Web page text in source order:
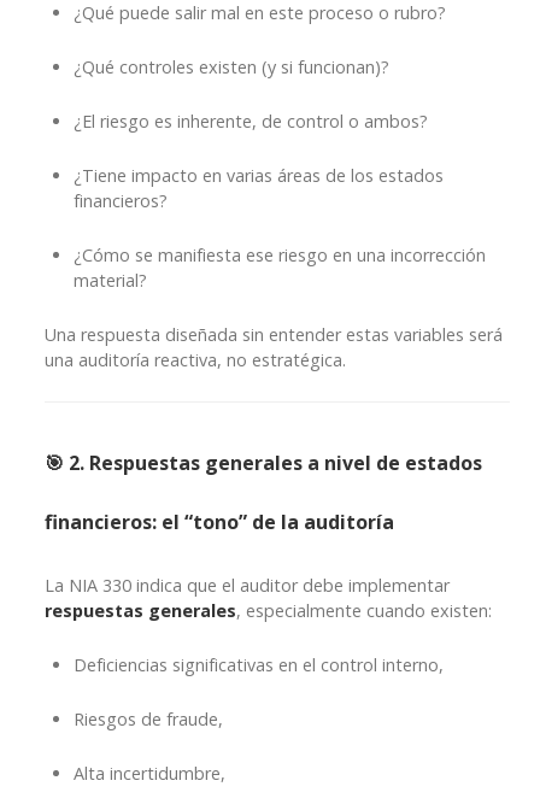
¿Qué puede salir mal en este proceso o rubro?
¿Qué controles existen (y si funcionan)?
¿El riesgo es inherente, de control o ambos?
¿Tiene impacto en varias áreas de los estados
financieros?
¿Cómo se manifiesta ese riesgo en una incorrección
material?
Una respuesta diseñada sin entender estas variables será
una auditoría reactiva, no estratégica.
🎯 2. Respuestas generales a nivel de estados
financieros: el “tono” de la auditoría
La NIA 330 indica que el auditor debe implementar
respuestas generales, especialmente cuando existen:
Deficiencias significativas en el control interno,
Riesgos de fraude,
Alta incertidumbre,